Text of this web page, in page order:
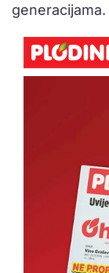
generacijama.